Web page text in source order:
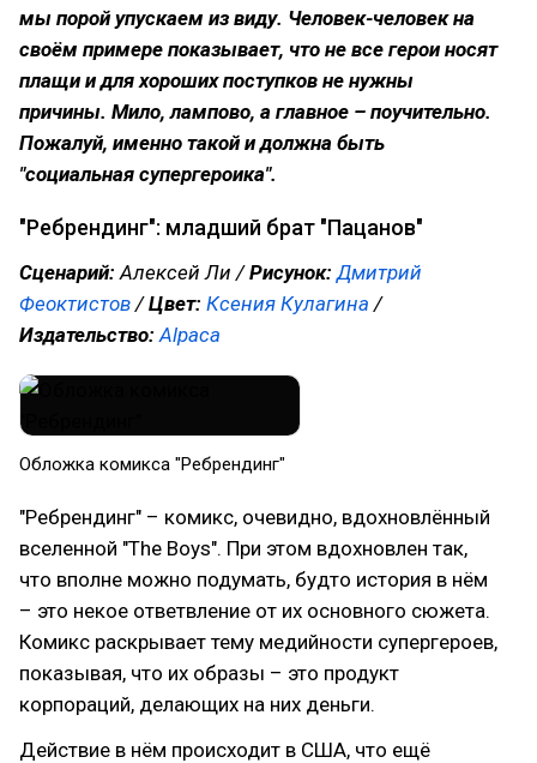
мы порой упускаем из виду. Человек-человек на
своём примере показывает, что не все герои носят
плащи и для хороших поступков не нужны
причины. Мило, лампово, а главное – поучительно.
Пожалуй, именно такой и должна быть
"социальная супергероика".
"Ребрендинг": младший брат "Пацанов"
Сценарий: Алексей Ли /Рисунок:Дмитрий
Феоктистов/Цвет: Ксения Кулагина /
Издательство: Alpaca
Обложка комикса "Ребрендинг"
"Ребрендинг" – комикс, очевидно, вдохновлённый
вселенной "The Boys". При этом вдохновлен так,
что вполне можно подумать, будто история в нём
– это некое ответвление от их основного сюжета.
Комикс раскрывает тему медийности супергероев,
показывая, что их образы – это продукт
корпораций, делающих на них деньги.
Действие в нём происходит в США, что ещё